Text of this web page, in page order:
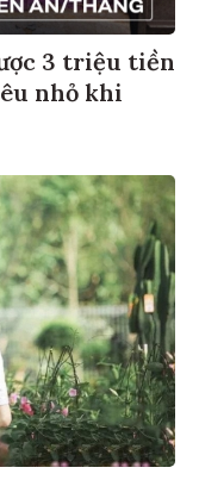
3 triệu tiền
nhỏ khi